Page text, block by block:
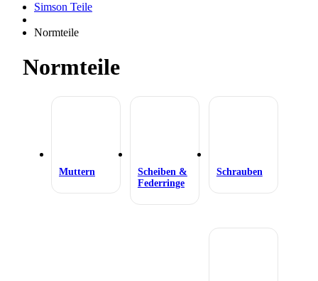
Simson Teile
Normteile
Normteile
Muttern
Scheiben &
Federringe
Schrauben